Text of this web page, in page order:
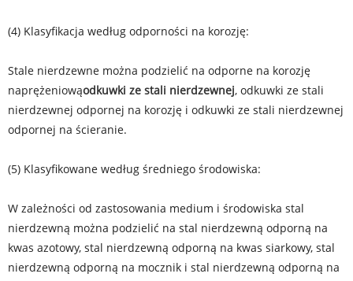
(4) Klasyfikacja według odporności na korozję:
Stale nierdzewne można podzielić na odporne na korozję
naprężeniowąodkuwki ze stali nierdzewnej, odkuwki ze stali
nierdzewnej odpornej na korozję i odkuwki ze stali nierdzewnej
odpornej na ścieranie.
(5) Klasyfikowane według średniego środowiska:
W zależności od zastosowania medium i środowiska stal
nierdzewną można podzielić na stal nierdzewną odporną na
kwas azotowy, stal nierdzewną odporną na kwas siarkowy, stal
nierdzewną odporną na mocznik i stal nierdzewną odporną na